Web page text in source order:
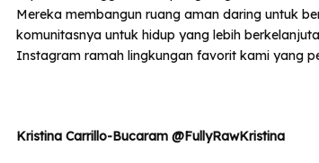
Mereka membangun ruang aman daring untuk
komunitasnya untuk hidup yang lebih
Instagram ramah lingkungan favorit kami yang
Kristina Carrillo-Bucaram @FullyRawKristina